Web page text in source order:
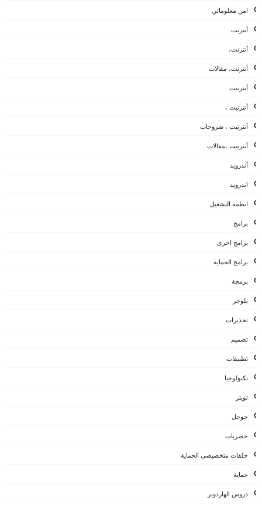
امن معلوماتي
أنترنت
أنترنت،
أنترنت، مقالات
أنترنيت
أنترنيت ،
أنترنيت ، شروحات
أنترنيت ،مقالات
أندرويد
اندرويد
انظمة التشغيل
برامج
برامج اخرى
برامج الحماية
برمجة
بلوجر
تحذيرات
تصميم
تطبيقات
تكنولوجيا
تويتر
جوجل
حصريات
حلقات متخصيصي الحماية
حماية
دروس الهاردوير